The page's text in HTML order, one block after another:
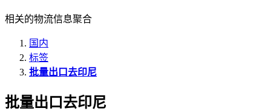
相关的物流信息聚合
国内
标签
批量出口去印尼
批量出口去印尼